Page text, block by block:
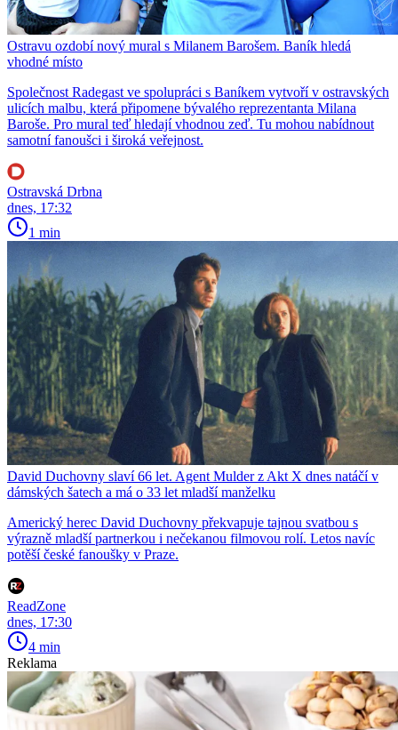
Ostravu ozdobí nový mural s Milanem Barošem. Baník hledá
vhodné místo
Společnost Radegast ve spolupráci s Baníkem vytvoří v ostravských
ulicích malbu, která připomene bývalého reprezentanta Milana
Baroše. Pro mural teď hledají vhodnou zeď. Tu mohou nabídnout
samotní fanoušci i široká veřejnost.
Ostravská Drbna
dnes, 17:32
1 min
David Duchovny slaví 66 let. Agent Mulder z Akt X dnes natáčí v
dámských šatech a má o 33 let mladší manželku
Americký herec David Duchovny překvapuje tajnou svatbou s
výrazně mladší partnerkou i nečekanou filmovou rolí. Letos navíc
potěší české fanoušky v Praze.
ReadZone
dnes, 17:30
4 min
Reklama